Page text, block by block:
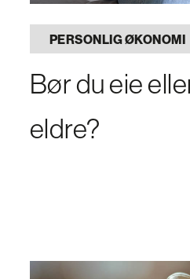
PERSONLIG ØKONOMI
Bør du eie
eldre?